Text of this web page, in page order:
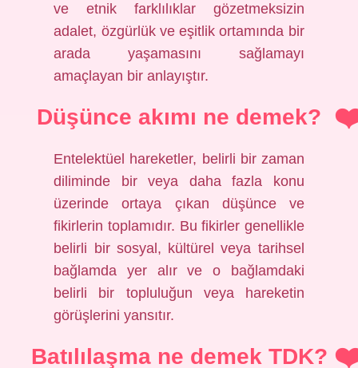
ve etnik farklılıklar gözetmeksizin
adalet, özgürlük ve eşitlik ortamında bir
arada yaşamasını sağlamayı
amaçlayan bir anlayıştır.
Düşünce akımı ne demek?
Entelektüel hareketler, belirli bir zaman
diliminde bir veya daha fazla konu
üzerinde ortaya çıkan düşünce ve
fikirlerin toplamıdır. Bu fikirler genellikle
belirli bir sosyal, kültürel veya tarihsel
bağlamda yer alır ve o bağlamdaki
belirli bir topluluğun veya hareketin
görüşlerini yansıtır.
Batılılaşma ne demek TDK?